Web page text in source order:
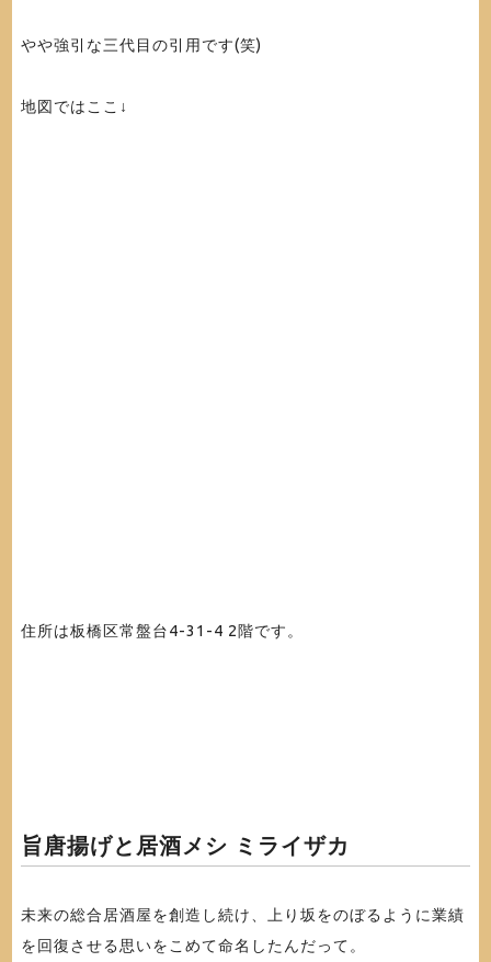
やや強引な三代目の引用です(笑)
地図ではここ↓
住所は板橋区常盤台4-31-4 2階です。
旨唐揚げと居酒メシ ミライザカ
未来の総合居酒屋を創造し続け、上り坂をのぼるように業績
を回復させる思いをこめて命名したんだって。